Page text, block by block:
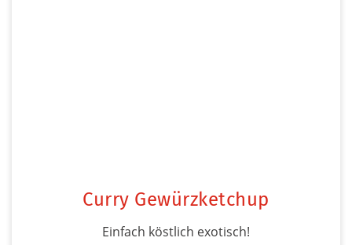
Curry Gewürzketchup
Einfach köstlich exotisch!